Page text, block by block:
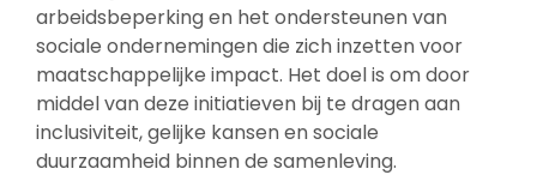
arbeidsbeperking en het ondersteunen van
sociale ondernemingen die zich inzetten voor
maatschappelijke impact. Het doel is om door
middel van deze initiatieven bij te dragen aan
inclusiviteit, gelijke kansen en sociale
duurzaamheid binnen de samenleving.